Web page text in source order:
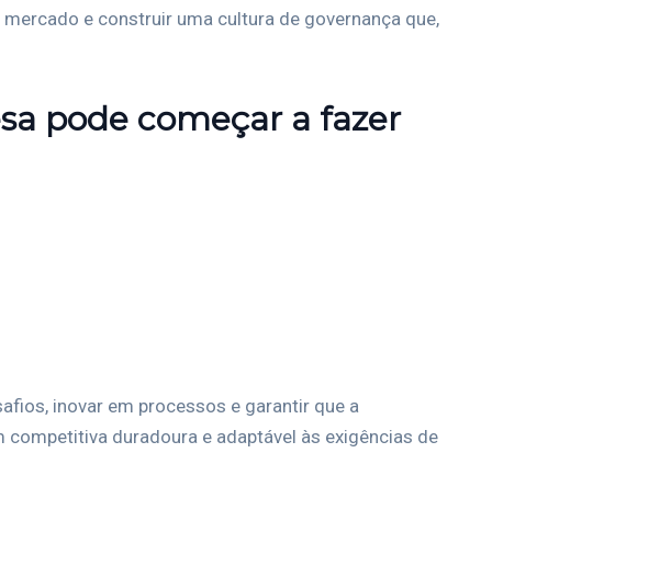
e construir uma cultura de governança que,
pode começar a fazer
inovar em processos e garantir que a
duradoura e adaptável às exigências de